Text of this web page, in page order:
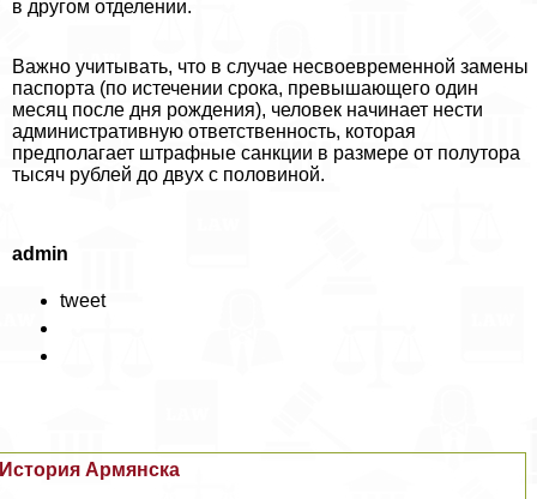
в другом отделении.
Важно учитывать, что в случае несвоевременной замены
паспорта (по истечении срока, превышающего один
месяц после дня рождения), человек начинает нести
административную ответственность, которая
предполагает штрафные санкции в размере от полутора
тысяч рублей до двух с половиной.
admin
tweet
История Армянска